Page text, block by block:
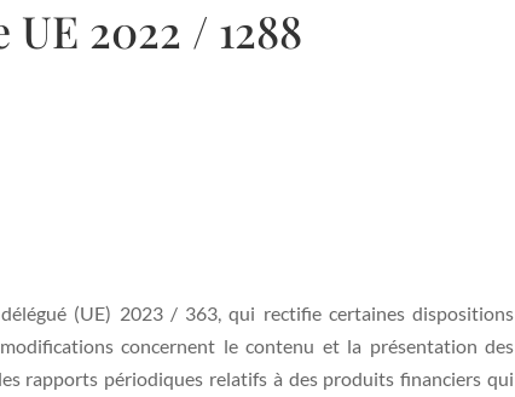
2022 / 1288
(UE) 2023 / 363, qui rectifie certaines dispositions
concernent le contenu et la présentation des
rapports périodiques relatifs à des produits financiers qui